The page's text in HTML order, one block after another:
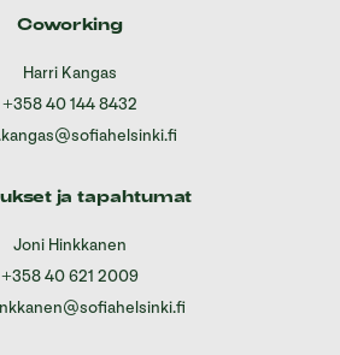
Coworking
Harri Kangas
+358 40 144 8432
ja tapahtumat
Joni Hinkkanen
+358 40 621 2009